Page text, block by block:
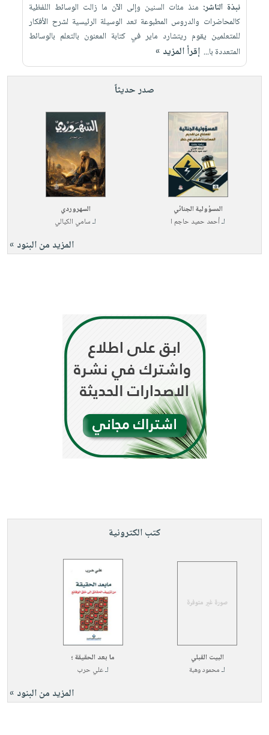
نبذة الناشر: منذ مئات السنين وإلى الآن ما زالت الوسائط اللفظية
كالمحاضرات والدروس المطبوعة تعد الوسيلة الرئيسية لشرح الأفكار
للمتعلمين يقوم ريتشارد ماير في كتابة المعنون بالتعلم بالوسائط
المتعددة با... إقرأ المزيد »
صدر حديثاً
المسؤولية الجنائي
لـأحمد حميد حاجم ا
السهروردي
لـسامي الكيالي
المزيد من البنود »
كتب الكترونية
البيت القبلي
لـمحمود وهبة
ما بعد الحقيقة ؛
لـعلي حرب
المزيد من البنود »